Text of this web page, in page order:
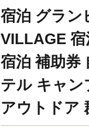
宿泊 グラン
VILLAGE 宿
宿泊 補助券
テル キャン
アウトドア